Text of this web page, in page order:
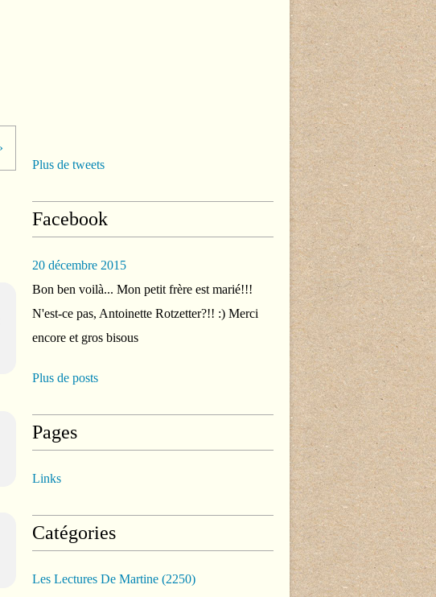
Plus de tweets
Facebook
20 décembre 2015
Bon ben voilà... Mon petit frère est marié!!!
N'est-ce pas, Antoinette Rotzetter?!! :) Merci
encore et gros bisous
Plus de posts
Pages
Links
Catégories
Les Lectures De Martine (2250)